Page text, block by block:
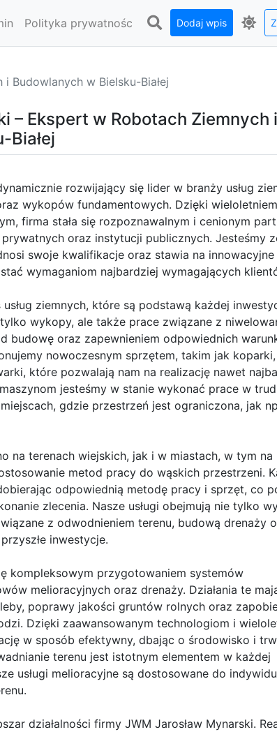
Polityka prywatnośc Dodaj wpis
Budowlanych w Bielsku-Białej
– Ekspert w Robotach Ziemnych i
Białej
rozwijający się lider w branży usług
wykopów fundamentowych. Dzięki
firma stała się rozpoznawalnym i cenionym
oraz instytucji publicznych. Jesteśmy
swoje kwalifikacje oraz stawia na innowacyjne
wymaganiom najbardziej wymagających
ziemnych, które są podstawą każdej
wykopy, ale także prace związane z
budowę oraz zapewnieniem odpowiednich
nowoczesnym sprzętem, takim jak koparki,
które pozwalają nam na realizację nawet
jesteśmy w stanie wykonać prace w
gdzie przestrzeń jest ograniczona, jak
na terenach wiejskich, jak i w miastach, w tym na
metod pracy do wąskich przestrzeni.
odpowiednią metodę pracy i sprzęt, co
zlecenia. Nasze usługi obejmują nie tylko
z odwodnieniem terenu, budową drenaży
inwestycje.
kompleksowym przygotowaniem systemów
melioracyjnych oraz drenaży. Działania te
poprawy jakości gruntów rolnych oraz
Dzięki zaawansowanym technologiom i
w sposób efektywny, dbając o środowisko i
terenu jest istotnym elementem w każdej
usługi melioracyjne są dostosowane do
działalności firmy JWM Jarosław Mynarski.